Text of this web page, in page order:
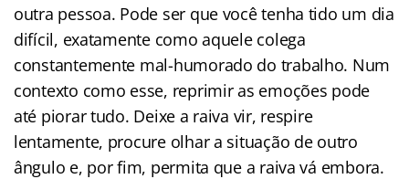
outra pessoa. Pode ser que você tenha tido um dia
difícil, exatamente como aquele colega
constantemente mal-humorado do trabalho. Num
contexto como esse, reprimir as emoções pode
até piorar tudo. Deixe a raiva vir, respire
lentamente, procure olhar a situação de outro
ângulo e, por fim, permita que a raiva vá embora.